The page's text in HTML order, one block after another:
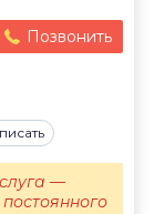
Позвонить
—